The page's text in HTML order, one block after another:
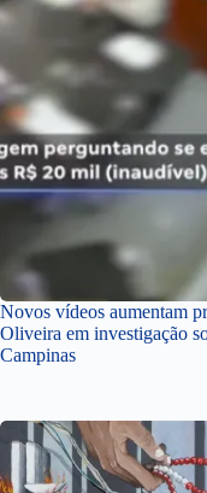
Novos vídeos aumentam
Oliveira em investigação
Campinas